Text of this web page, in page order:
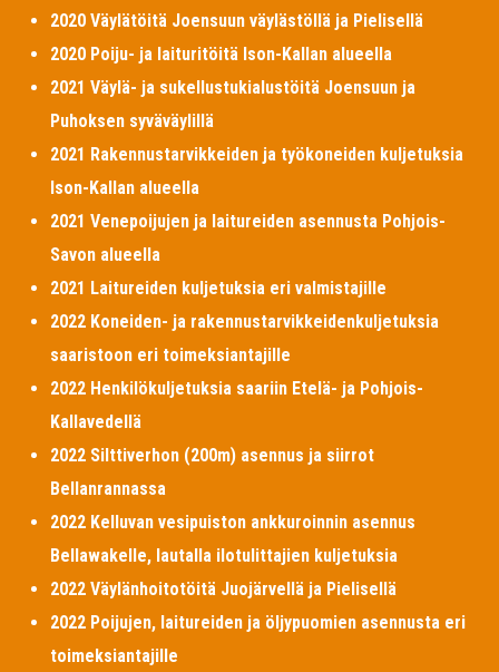
2020 Väylätöitä Joensuun väylästöllä ja Pielisellä
2020 Poiju- ja laituritöitä Ison-Kallan alueella
2021 Väylä- ja sukellustukialustöitä Joensuun ja
Puhoksen syväväylillä
2021 Rakennustarvikkeiden ja työkoneiden kuljetuksia
Ison-Kallan alueella
2021 Venepoijujen ja laitureiden asennusta Pohjois-
Savon alueella
2021 Laitureiden kuljetuksia eri valmistajille
2022 Koneiden- ja rakennustarvikkeidenkuljetuksia
saaristoon eri toimeksiantajille
2022 Henkilökuljetuksia saariin Etelä- ja Pohjois-
Kallavedellä
2022 Silttiverhon (200m) asennus ja siirrot
Bellanrannassa
2022 Kelluvan vesipuiston ankkuroinnin asennus
Bellawakelle, lautalla ilotulittajien kuljetuksia
2022 Väylänhoitotöitä Juojärvellä ja Pielisellä
2022 Poijujen, laitureiden ja öljypuomien asennusta eri
toimeksiantajille